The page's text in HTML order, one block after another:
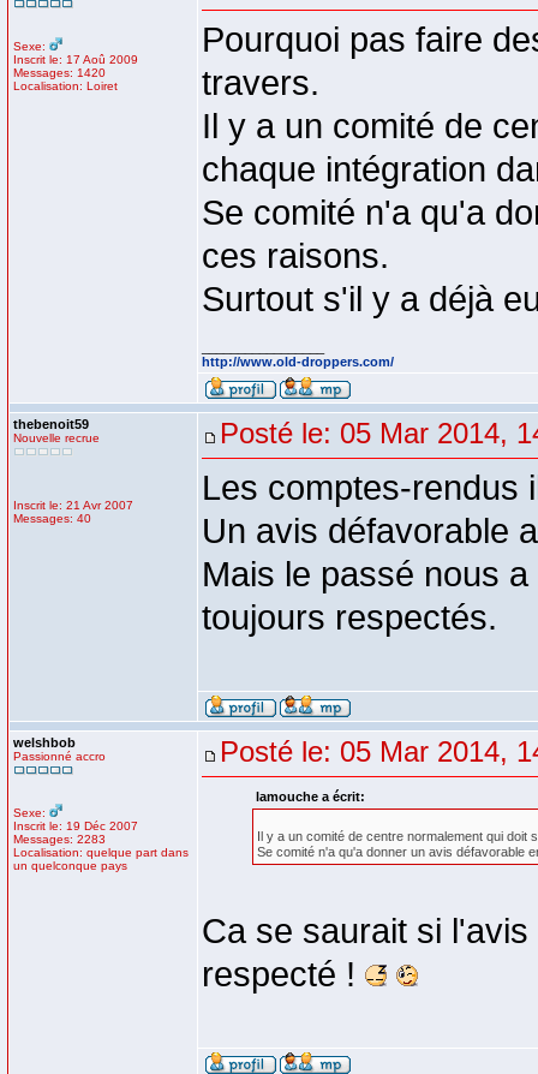
Sexe:
Inscrit le: 17 Aoû 2009
Messages: 1420
Localisation: Loiret
Pourquoi pas faire
travers.
Il y a un comité de
chaque intégration
Se comité n'a qu'a
ces raisons.
Surtout s'il y a déjà
http://www.old-droppers.com/
thebenoit59
Nouvelle recrue
Inscrit le: 21 Avr 2007
Messages: 40
Posté le: 05 Mar 2014,
Les comptes-rendus
Un avis défavorable
Mais le passé nous
toujours respectés.
welshbob
Passionné accro
Sexe:
Inscrit le: 19 Déc 2007
Messages: 2283
Localisation: quelque part dans
un quelconque pays
Posté le: 05 Mar 2014,
lamouche a écrit:
Il y a un comité de centre normalement qui doit
Se comité n'a qu'a donner un avis défavorable
Ca se saurait si
respecté !